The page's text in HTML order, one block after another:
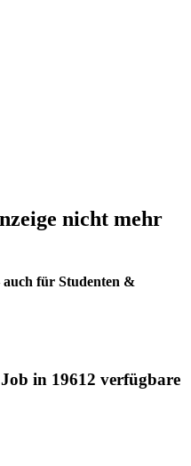
nicht mehr
für Studenten &
in 19612 verfügbare